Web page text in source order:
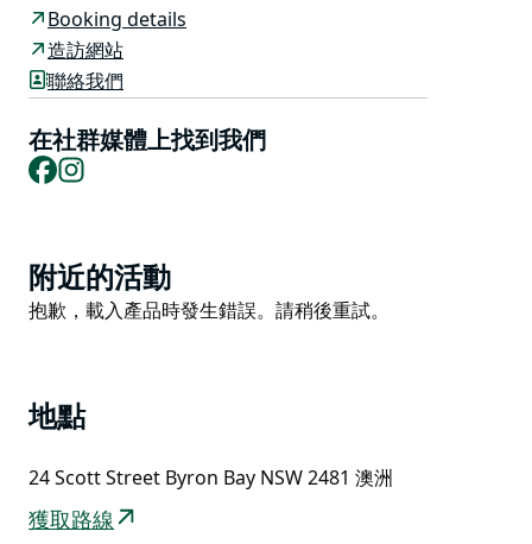
他們在佔地六英畝的熱帶花園中提供設施齊全的度假公寓
和度假設施，毗鄰阿拉瓜國家公園的天然叢林。穿過國家
公園步行 400 公尺即可到達壯麗的 Tallow 海灘，我們位
於拜倫灣中心以南僅三分鐘路程。
鬱鬱蔥蔥的熱帶花園和度假村風格的設施提供了鳥鳴和寧
靜的寧靜天堂，而我們距離充滿活力的市中心僅幾分鐘路
Booking details
造訪網站
聯絡我們
在社群媒體上找到我們
Facebook
Product
List
附近的活動
Product
抱歉，載入產品時發生錯誤。請稍後重試。
地點
24 Scott Street Byron Bay NSW 2481 澳洲
獲取路線